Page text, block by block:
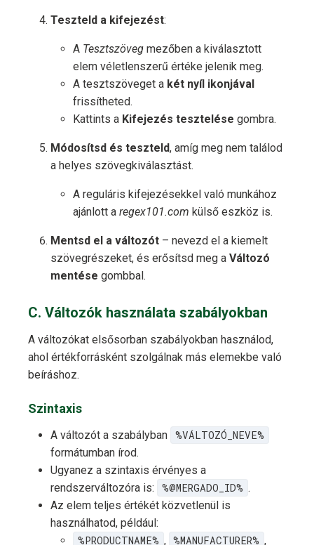
Teszteld a kifejezést:
A Tesztszöveg mezőben a kiválasztott
elem véletlenszerű értéke jelenik meg.
A tesztszöveget a két nyíl ikonjával
frissítheted.
Kattints a Kifejezés tesztelése gombra.
Módosítsd és teszteld, amíg meg nem találod
a helyes szövegkiválasztást.
A reguláris kifejezésekkel való munkához
ajánlott a regex101.com külső eszköz is.
Mentsd el a változót – nevezd el a kiemelt
szövegrészeket, és erősítsd meg a Változó
mentése gombbal.
C. Változók használata szabályokban
A változókat elsősorban szabályokban használod,
ahol értékforrásként szolgálnak más elemekbe való
beíráshoz.
Szintaxis
A változót a szabályban %VÁLTOZÓ_NEVE%
formátumban írod.
Ugyanez a szintaxis érvényes a
rendszerváltozóra is:
%@MERGADO_ID% .
Az elem teljes értékét közvetlenül is
használhatod, például:
%PRODUCTNAME% , %MANUFACTURER% ,